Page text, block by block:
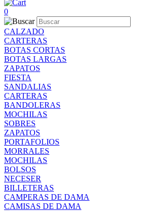
0
CALZADO
CARTERAS
BOTAS CORTAS
BOTAS LARGAS
ZAPATOS
FIESTA
SANDALIAS
CARTERAS
BANDOLERAS
MOCHILAS
SOBRES
ZAPATOS
PORTAFOLIOS
MORRALES
MOCHILAS
BOLSOS
NECESER
BILLETERAS
CAMPERAS DE DAMA
CAMISAS DE DAMA